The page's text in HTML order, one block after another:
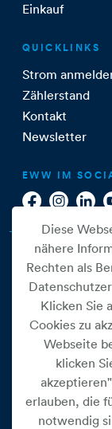
Einkauf
QUICKLINKS
Strom
Zählerstand
Kontakt
Newsletter
EWW IM
Cookie
Datenschutz
Impressum
Diese
nähere
Rechten als
Klicken Sie
Cookies zu
Webseite
klicken
erlauben, die
notwendig